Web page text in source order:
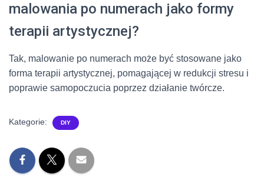
malowania po numerach jako formy
terapii artystycznej?
Tak, malowanie po numerach może być stosowane jako
forma terapii artystycznej, pomagającej w redukcji stresu i
poprawie samopoczucia poprzez działanie twórcze.
Kategorie: DIY